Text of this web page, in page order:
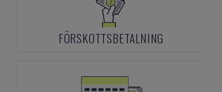
FÖRSKOTTSBETALNING